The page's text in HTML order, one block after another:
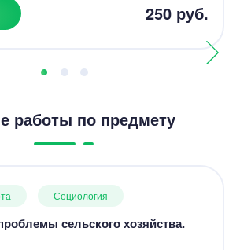
250 руб.
работы по предмету
Социология
сельского хозяйства.